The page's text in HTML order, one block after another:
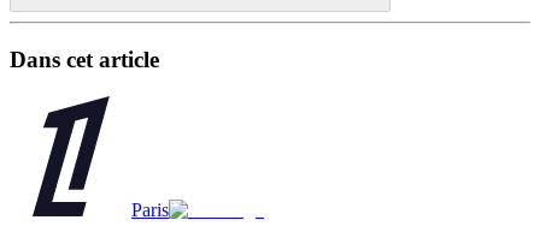
Dans cet article
Paris